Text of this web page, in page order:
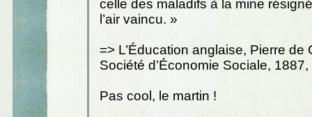
celle des maladifs à la mine
l’air vaincu. »
=> L’Éducation anglaise, Pierre de
Société d’Économie Sociale, 1887,
Pas cool, le martin !